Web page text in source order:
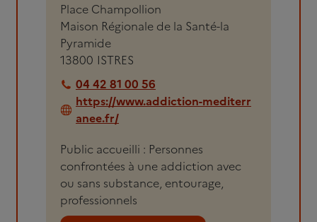
Place Champollion
Maison Régionale de la Santé-la
Pyramide
13800 ISTRES
04 42 81 00 56
https://www.addiction-mediterr
anee.fr/
Public accueilli : Personnes
confrontées à une addiction avec
ou sans substance, entourage,
professionnels